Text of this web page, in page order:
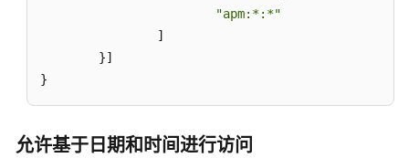
设
"apm:*:*"
]
}]
}
允许基于日期和时间进行访问